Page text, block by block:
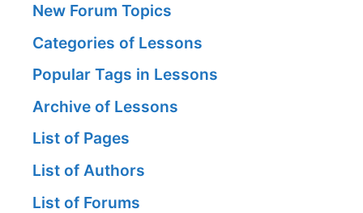
New Forum Topics
Categories of Lessons
Popular Tags in Lessons
Archive of Lessons
List of Pages
List of Authors
List of Forums